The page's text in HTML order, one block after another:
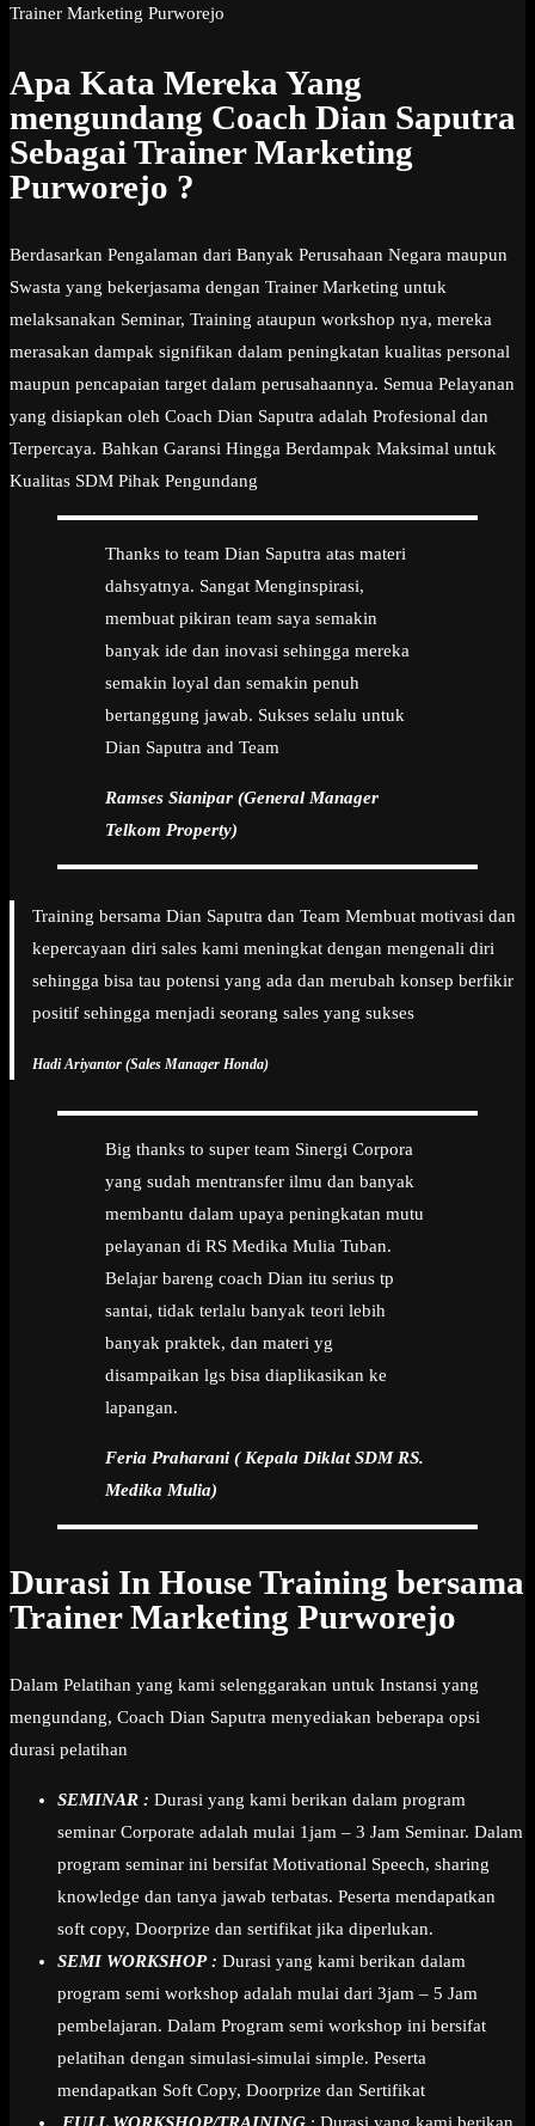
Trainer Marketing Purworejo
Apa Kata Mereka Yang
mengundang Coach Dian Saputra
Sebagai Trainer Marketing
Purworejo ?
Berdasarkan Pengalaman dari Banyak Perusahaan Negara maupun
Swasta yang bekerjasama dengan Trainer Marketing untuk
melaksanakan Seminar, Training ataupun workshop nya, mereka
merasakan dampak signifikan dalam peningkatan kualitas personal
maupun pencapaian target dalam perusahaannya. Semua Pelayanan
yang disiapkan oleh Coach Dian Saputra adalah Profesional dan
Terpercaya. Bahkan Garansi Hingga Berdampak Maksimal untuk
Kualitas SDM Pihak Pengundang
Thanks to team Dian Saputra atas materi
dahsyatnya. Sangat Menginspirasi,
membuat pikiran team saya semakin
banyak ide dan inovasi sehingga mereka
semakin loyal dan semakin penuh
bertanggung jawab. Sukses selalu untuk
Dian Saputra and Team
Ramses Sianipar (General Manager
Telkom Property)
Training bersama Dian Saputra dan Team Membuat motivasi dan
kepercayaan diri sales kami meningkat dengan mengenali diri
sehingga bisa tau potensi yang ada dan merubah konsep berfikir
positif sehingga menjadi seorang sales yang sukses
Hadi Ariyantor (Sales Manager Honda)
Big thanks to super team Sinergi Corpora
yang sudah mentransfer ilmu dan banyak
membantu dalam upaya peningkatan mutu
pelayanan di RS Medika Mulia Tuban.
Belajar bareng coach Dian itu serius tp
santai, tidak terlalu banyak teori lebih
banyak praktek, dan materi yg
disampaikan lgs bisa diaplikasikan ke
lapangan.
Feria Praharani ( Kepala Diklat SDM RS.
Medika Mulia)
Durasi In House Training bersama
Trainer Marketing Purworejo
Dalam Pelatihan yang kami selenggarakan untuk Instansi yang
mengundang, Coach Dian Saputra menyediakan beberapa opsi
durasi pelatihan
SEMINAR : Durasi yang kami berikan dalam program
seminar Corporate adalah mulai 1jam – 3 Jam Seminar. Dalam
program seminar ini bersifat Motivational Speech, sharing
knowledge dan tanya jawab terbatas. Peserta mendapatkan
soft copy, Doorprize dan sertifikat jika diperlukan.
SEMI WORKSHOP : Durasi yang kami berikan dalam
program semi workshop adalah mulai dari 3jam – 5 Jam
pembelajaran. Dalam Program semi workshop ini bersifat
pelatihan dengan simulasi-simulai simple. Peserta
mendapatkan Soft Copy, Doorprize dan Sertifikat